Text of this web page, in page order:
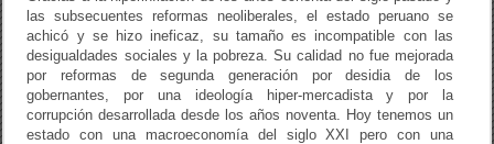
las subsecuentes reformas neoliberales, el estado peruano se
achicó y se hizo ineficaz, su tamaño es incompatible con las
desigualdades sociales y la pobreza. Su calidad no fue mejorada
por reformas de segunda generación por desidia de los
gobernantes, por una ideología hiper-mercadista y por la
corrupción desarrollada desde los años noventa. Hoy tenemos un
estado con una macroeconomía del siglo XXI pero con una